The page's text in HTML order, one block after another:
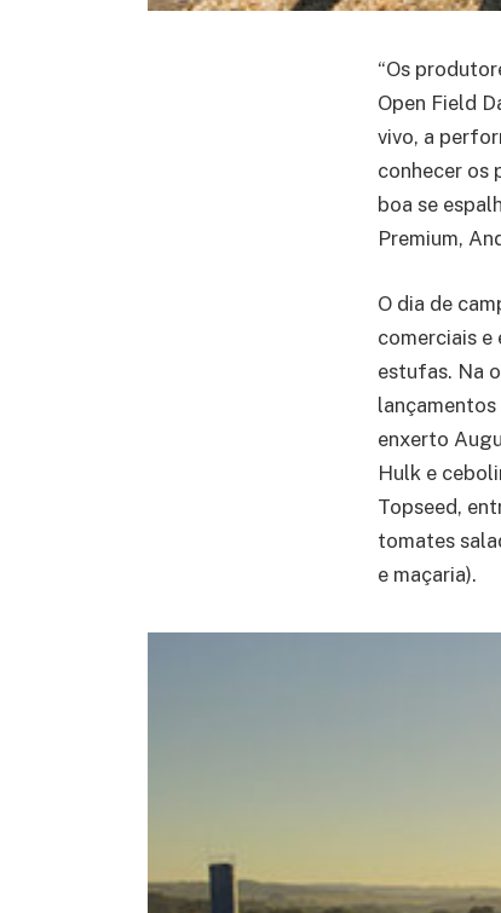
“Os
Open Field
vivo, a
conhecer os
boa se
Premium,
O dia de
comerciais e
estufas. Na
enxerto
Hulk e
Topseed,
tomates
e maçaria).